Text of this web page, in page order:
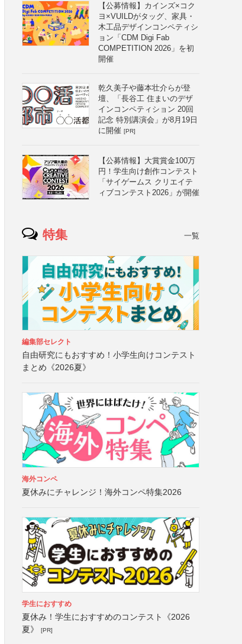
【公募情報】カインズ×コク
ヨ×VUILDがタッグ、家具・
木工品デザインコンペティシ
ョン「CDM Digi Fab
COMPETITION 2026」を初
開催
乾久美子や藤本壮介らが登
壇、「長谷工 住まいのデザ
インコンペティション 20回
記念 特別講演会」が8月19日
に開催 [PR]
【公募情報】大賞賞金100万
円！学生向け創作コンテスト
「サイゲームス クリエイテ
ィブコンテスト2026」が開催
特集 一覧
編集部セレクト
自由研究にもおすすめ！小学生向けコンテスト
まとめ《2026夏》
海外コンペ
夏休みにチャレンジ！海外コンペ特集2026
学生におすすめ
夏休み！学生におすすめのコンテスト《2026
夏》
[PR]